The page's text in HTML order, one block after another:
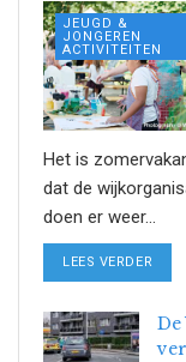
JEUGD &
JONGEREN
ACTIVITEITEN
Het is
dat de
doen er weer...
LEES VERDER
De